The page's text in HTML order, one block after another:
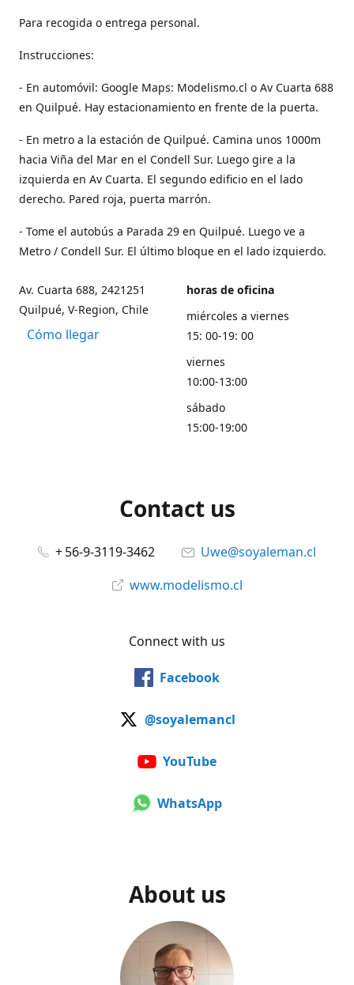
Para recogida o entrega personal.
Instrucciones:
- En automóvil: Google Maps: Modelismo.cl o Av Cuarta 688
en Quilpué. Hay estacionamiento en frente de la puerta.
- En metro a la estación de Quilpué. Camina unos 1000m
hacia Viña del Mar en el Condell Sur. Luego gire a la
izquierda en Av Cuarta. El segundo edificio en el lado
derecho. Pared roja, puerta marrón.
- Tome el autobús a Parada 29 en Quilpué. Luego ve a
Metro / Condell Sur. El último bloque en el lado izquierdo.
Av. Cuarta 688, 2421251
Quilpué, V-Region, Chile
Cómo llegar
horas de oficina
miércoles a viernes
15: 00-19: 00
viernes
10:00-13:00
sábado
15:00-19:00
Contact us
+ 56-9-3119-3462
Uwe@soyaleman.cl
www.modelismo.cl
Connect with us
Facebook
@soyalemancl
YouTube
WhatsApp
About us